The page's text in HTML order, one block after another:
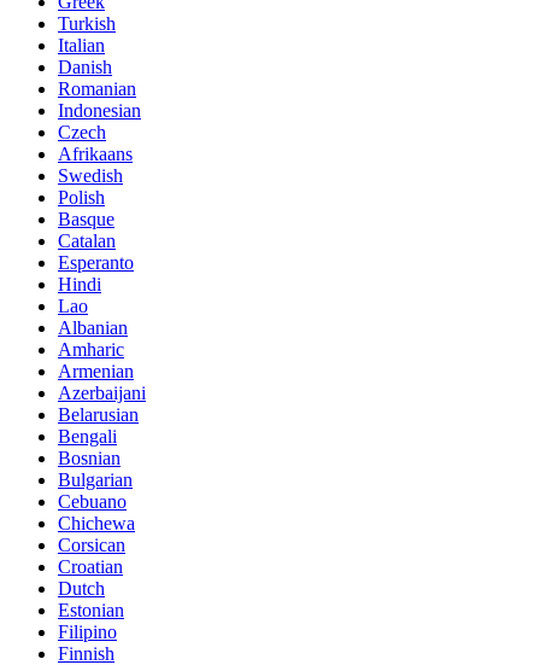
Turkish
Italian
Danish
Romanian
Indonesian
Czech
Afrikaans
Swedish
Polish
Basque
Catalan
Esperanto
Hindi
Lao
Albanian
Amharic
Armenian
Azerbaijani
Belarusian
Bengali
Bosnian
Bulgarian
Cebuano
Chichewa
Corsican
Croatian
Dutch
Estonian
Filipino
Finnish